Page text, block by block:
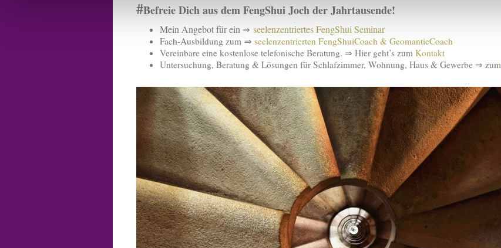
#Befreie Dich aus dem FengShui Joch der Jahrtausende!
Mein Angebot für ein ⇒ seelenzentriertes FengShui Seminar
Fach-Ausbildung zum ⇒ seelenzentrierten FengShuiCoach & GeomantieCoach
Vereinbare eine kostenlose telefonische Beratung. ⇒ Hier geht’s zum Kontakt
Untersuchung, Beratung & Lösungen für Schlafzimmer, Wohnung, Haus & Gewerbe ⇒ zum